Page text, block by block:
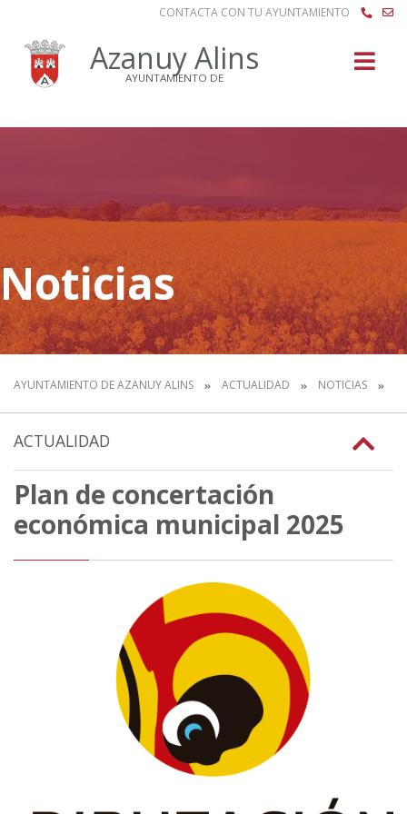
CONTACTA CON TU AYUNTAMIENTO
Azanuy Alins
AYUNTAMIENTO DE
Noticias
AYUNTAMIENTO DE AZANUY ALINS ACTUALIDAD NOTICIAS
ACTUALIDAD
Plan de concertación
económica municipal 2025